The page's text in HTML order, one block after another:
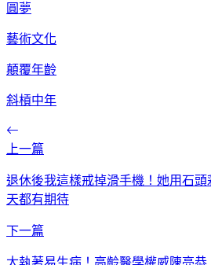
圓夢
藝術文化
顛覆年齡
斜槓中年
上一篇
退休後我這樣戒掉滑手機！她用石
天都有期待
下一篇
太執著易生病！高齡醫學權威陳亮